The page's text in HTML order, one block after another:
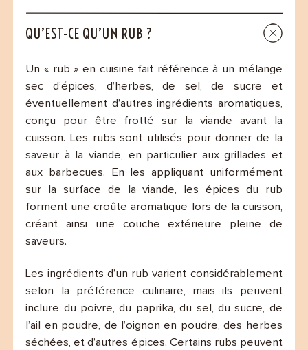
QU’EST-CE QU’UN RUB ?
Un « rub » en cuisine fait référence à un mélange
sec d’épices, d’herbes, de sel, de sucre et
éventuellement d’autres ingrédients aromatiques,
conçu pour être frotté sur la viande avant la
cuisson. Les rubs sont utilisés pour donner de la
saveur à la viande, en particulier aux grillades et
aux barbecues. En les appliquant uniformément
sur la surface de la viande, les épices du rub
forment une croûte aromatique lors de la cuisson,
créant ainsi une couche extérieure pleine de
saveurs.
Les ingrédients d’un rub varient considérablement
selon la préférence culinaire, mais ils peuvent
inclure du poivre, du paprika, du sel, du sucre, de
l’ail en poudre, de l’oignon en poudre, des herbes
séchées, et d’autres épices. Certains rubs peuvent